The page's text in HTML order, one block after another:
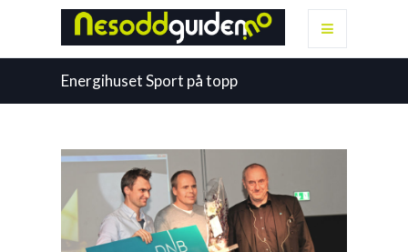
Energihuset Sport på topp